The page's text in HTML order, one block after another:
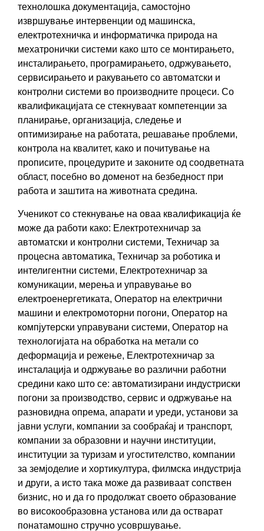
технолошка документација, самостојно
извршување интервенции од машинска,
електротехничка и информатичка природа на
мехатронички системи како што се монтирањето,
инсталирањето, програмирањето, одржувањето,
сервисирањето и ракувањето со автоматски и
контролни системи во производните процеси. Со
квалификацијата се стекнуваат компетенции за
планирање, организација, следење и
оптимизирање на работата, решавање проблеми,
контрола на квалитет, како и почитување на
прописите, процедурите и законите од соодветната
област, посебно во доменот на безбедност при
работа и заштита на животната средина.
Ученикот со стекнување на оваа квалификација ќе
може да работи како: Електротехничар за
автоматски и контролни системи, Техничар за
процесна автоматика, Техничар за роботика и
интелигентни системи, Електротехничар за
комуникации, мерења и управување во
електроенергетиката, Оператор на електрични
машини и електромоторни погони, Оператор на
компјутерски управувани системи, Оператор на
технологијата на обработка на метали со
деформација и режење, Електротехничар за
инсталација и одржување во различни работни
средини како што се: автоматизирани индустриски
погони за производство, сервис и одржување на
разновидна опрема, апарати и уреди, установи за
јавни услуги, компании за сообраќај и транспорт,
компании за образовни и научни институции,
институции за туризам и угостителство, компании
за земјоделие и хортикултура, филмска индустрија
и други, а исто така може да развиваат сопствен
бизнис, но и да го продолжат своето образование
во високообразовна установа или да остварат
понатамошно стручно усовршување.